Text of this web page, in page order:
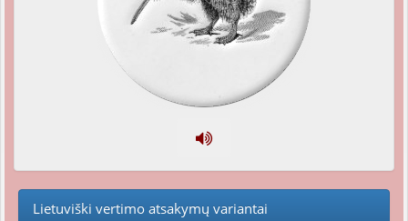
Lietuviški vertimo atsakymų variantai